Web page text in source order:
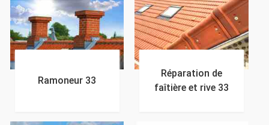
Ramoneur 33
Réparation de
faîtière et rive 33